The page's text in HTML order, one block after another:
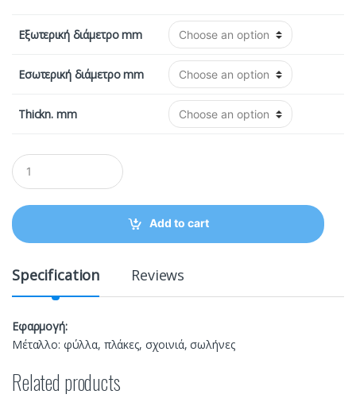
Εξωτερική διάμετρο mm
Εσωτερική διάμετρο mm
Thickn. mm
Q
u
a
t
i
Add to cart
Specification Reviews
Εφαρμογή:
Μέταλλο: φύλλα, πλάκες, σχοινιά, σωλήνες
Related products